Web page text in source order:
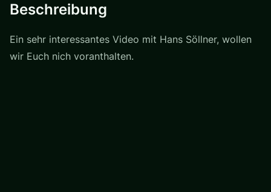
Beschreibung
Ein sehr interessantes Video mit Hans Söllner, wollen
wir Euch nich voranthalten.